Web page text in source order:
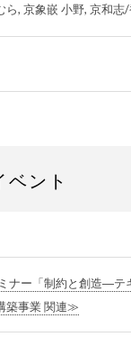
ら, 京象嵌 小野, 京和志
ント
ナー「制約と創造―
築事業 関連≫